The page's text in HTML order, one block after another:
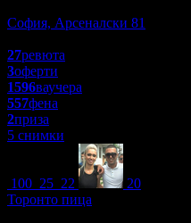
София, Арсеналски 81
27ревюта
3оферти
1596ваучера
557фена
2приза
5 снимки
100 25 22
20
Торонто пица